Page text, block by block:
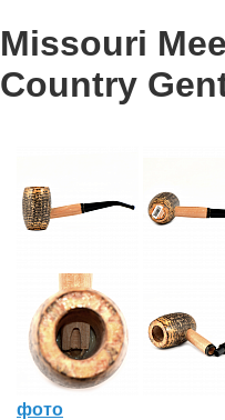
Missouri
Country
фото